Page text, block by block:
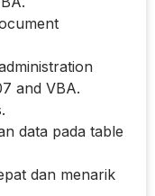
and VBA.
data pada table
dan menarik